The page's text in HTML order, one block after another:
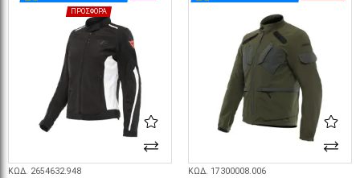
ΠΡΟΣΦΟΡΆ
ΚΩΔ. 2654632.948 ΚΩΔ. 17300008.006